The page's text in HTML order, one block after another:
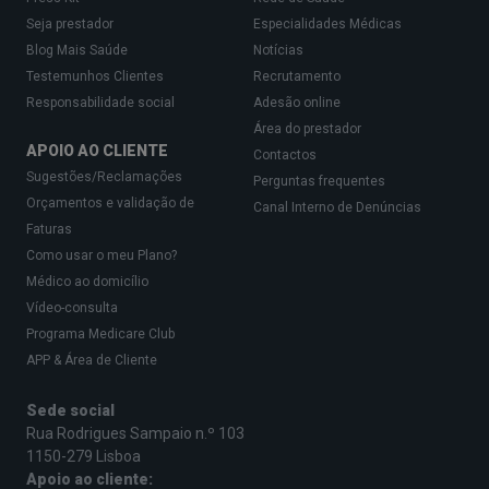
Endometriose
que reveste o útero cresce fora dele, causando
perdas de sangue irregulares, dores fortes e até
infertilidade. É uma das causas comuns de
Doença inflamatória pélvica
Seja prestador
Blog Mais Saúde
Testemunhos Clientes
Responsabilidade social
APOIO AO CLIENTE
Sugestões/Reclamações
Orçamentos e validação de
Faturas
Como usar o meu Plano?
Médico ao domicílio
Vídeo-consulta
Programa Medicare Club
APP & Área de Cliente
Especialidades Médicas
Notícias
Recrutamento
Adesão online
Área do prestador
Contactos
Perguntas frequentes
Canal Interno de Denúncias
Sede social
Rua Rodrigues Sampaio n.º 103
1150-279 Lisboa
Apoio ao cliente: